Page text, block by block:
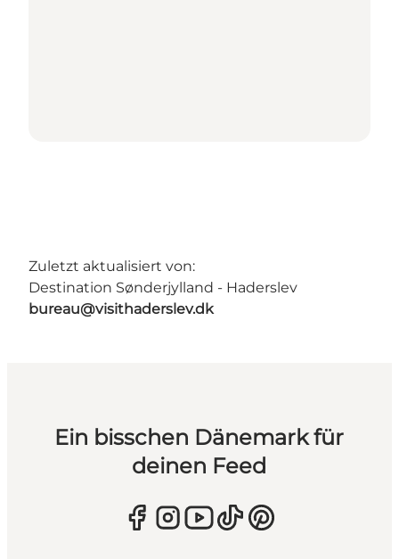
Zuletzt aktualisiert von:
Destination Sønderjylland - Haderslev
bureau@visithaderslev.dk
Ein bisschen Dänemark für
deinen Feed